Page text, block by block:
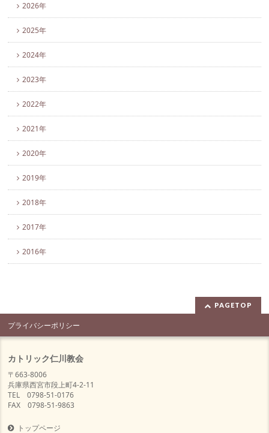
2026年
2025年
2024年
2023年
2022年
2021年
2020年
2019年
2018年
2017年
2016年
PAGETOP
プライバシーポリシー
カトリック仁川教会
〒663-8006
兵庫県西宮市段上町4-2-11
TEL 0798-51-0176
FAX 0798-51-9863
トップページ